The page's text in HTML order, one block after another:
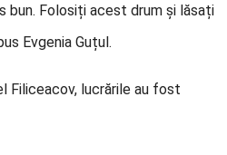
bun. Folosiți acest drum și lăsați
Evgenia Guțul.
Filiceacov, lucrările au fost